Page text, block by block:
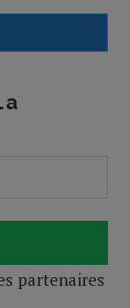
partenaires